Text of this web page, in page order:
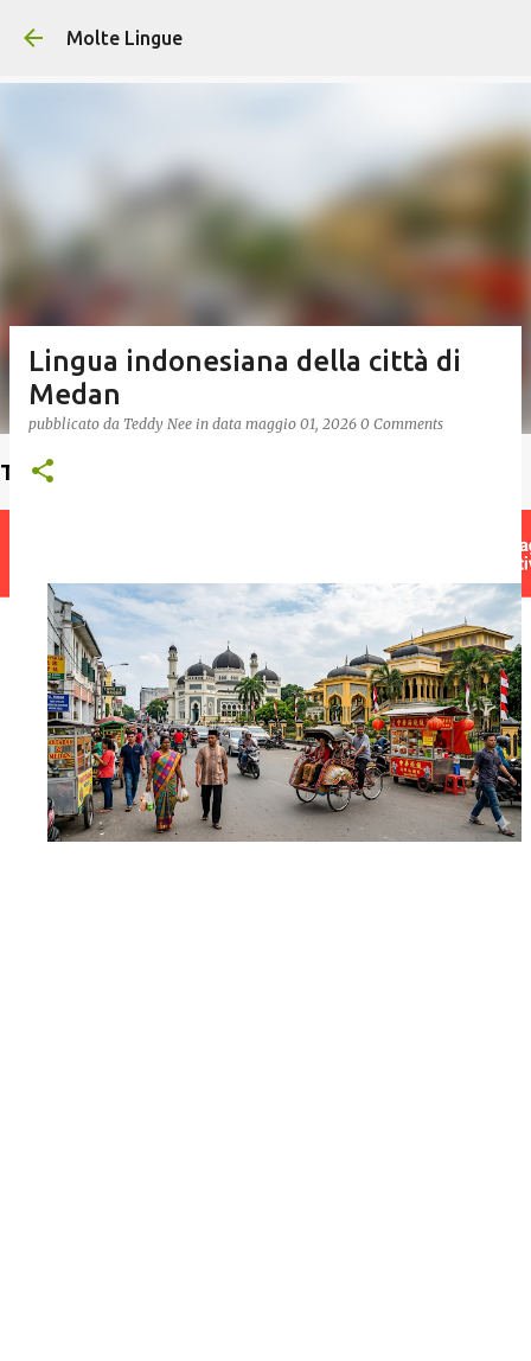
Molte Lingue
Trova un insegnante
Lingua indonesiana della città di
Medan
pubblicato da Teddy Nee in data maggio 01, 2026 0 Comments